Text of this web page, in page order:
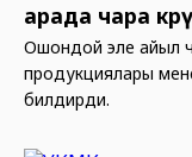
арада чара
Ошондой эле айыл
продукциялары
билдирди.